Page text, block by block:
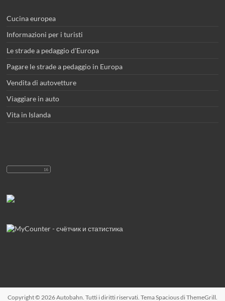
Cucina europea
Informazioni per i turisti
Le strade a pedaggio d'Europa
Pagare le strade a pedaggio in Europa
Vendita di autovetture
Viaggiare in auto
Vita in Islanda
Copyright © 2026Autobahn. Tutti i diritti riservati. TemaSpaciousdi ThemeGrill.